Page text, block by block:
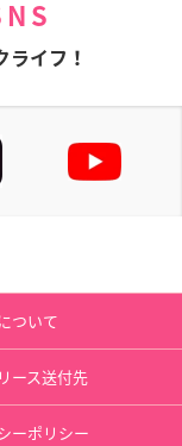
ライフ！
ついて
ース送付先
ーポリシー